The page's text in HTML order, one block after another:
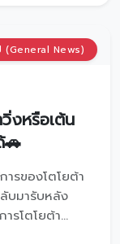
(General News)
งหรือเต้น
🚗
ารของโตโยต้า
บมารับหลัง
รโตโยต้า